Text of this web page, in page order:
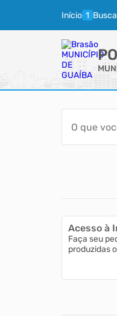
Início Busca
Acesso à
Faça seu
produzidas